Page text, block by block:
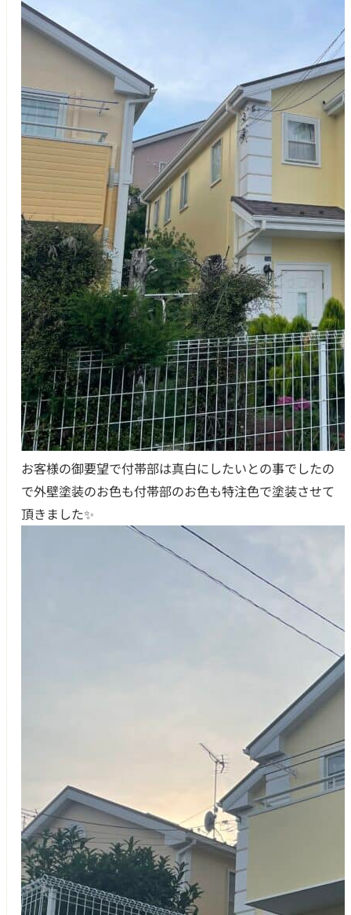
お客様の御要望で付帯部は真白にしたいとの事でしたの
で外壁塗装のお色も付帯部のお色も特注色で塗装させて
頂きました✨